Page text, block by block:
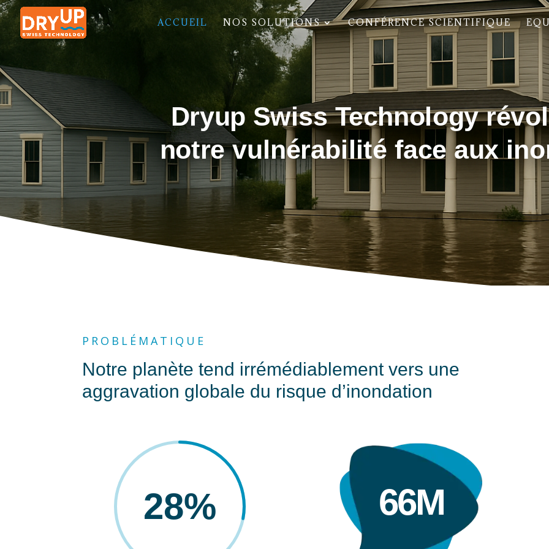
ACCUEIL NOS SOLUTIONS CONFÉRENCE SCIENTIFIQUE
Dryup Swiss Technology
notre vulnérabilité face aux
PROBLÉMATIQUE
Notre planète tend irrémédiablement vers une
aggravation globale du risque d’inondation
28% 66M